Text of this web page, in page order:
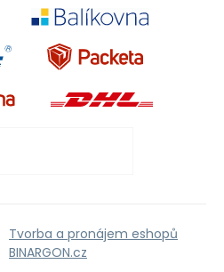
Tvorba a pronájem eshopů
BINARGON.cz